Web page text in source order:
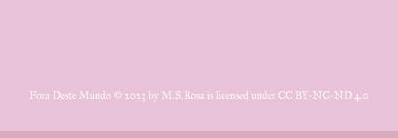
Fora Deste Mundo © 2023 by M.S.Rosa is licensed under CC BY-NC-ND 4.0